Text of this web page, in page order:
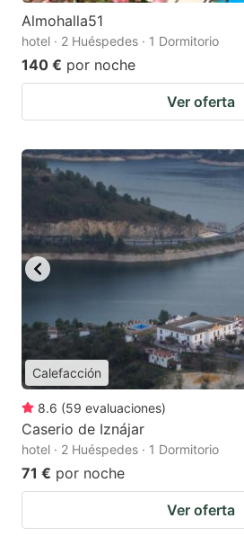
Almohalla51
hotel · 2 Huéspedes · 1 Dormitorio
140 € por noche
Ver oferta
Calefacción
8.6 (59 evaluaciones)
Caserio de Iznájar
hotel · 2 Huéspedes · 1 Dormitorio
71 € por noche
Ver oferta